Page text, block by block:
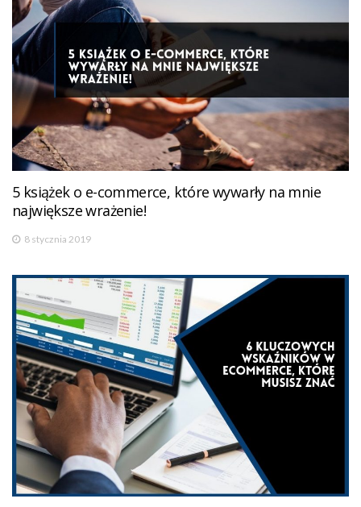
5 książek o e-commerce, które wywarły na mnie
największe wrażenie!
8 stycznia 2019